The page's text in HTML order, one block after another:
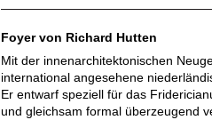
Foyer von Richard Hutten
Mit der innenarchitektonischen
international angesehene
Er entwarf speziell für das
und gleichsam formal überzeugend